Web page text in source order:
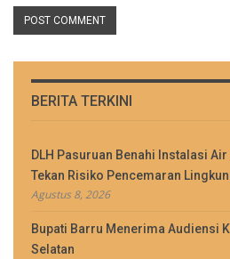
BERITA TERKINI
DLH Pasuruan Benahi Instalasi
Tekan Risiko Pencemaran
Agustus 8, 2026
Bupati Barru Menerima Audiensi
Selatan